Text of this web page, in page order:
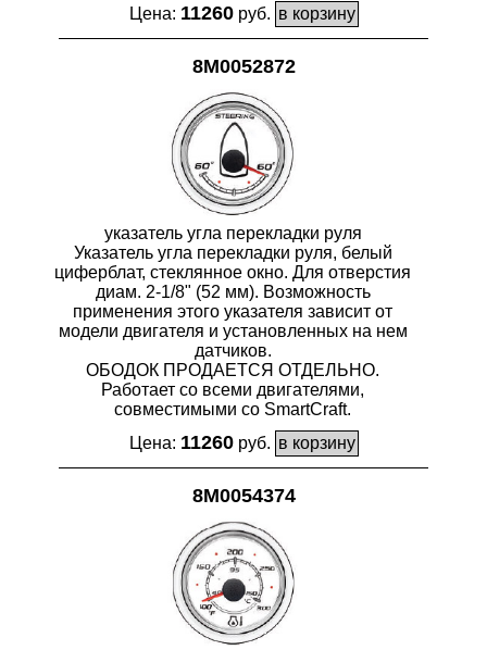
Цена: 11260руб.
8M0052872
указатель угла перекладки руля
Указатель угла перекладки руля, белый
циферблат, стеклянное окно. Для отверстия
диам. 2-1/8" (52 мм). Возможность
применения этого указателя зависит от
модели двигателя и установленных на нем
датчиков.
ОБОДОК ПРОДАЕТСЯ ОТДЕЛЬНО.
Работает со всеми двигателями,
совместимыми со SmartCraft.
Цена: 11260руб.
8M0054374